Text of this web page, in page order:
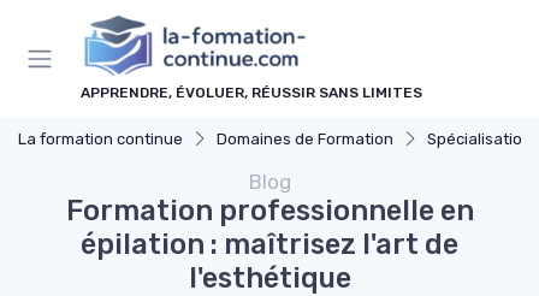
APPRENDRE, ÉVOLUER, RÉUSSIR SANS LIMITES
La formation continue Domaines de Formation
Blog
Formation professionnelle en
épilation : maîtrisez l'art de
l'esthétique
Panneau de gestion des cookies